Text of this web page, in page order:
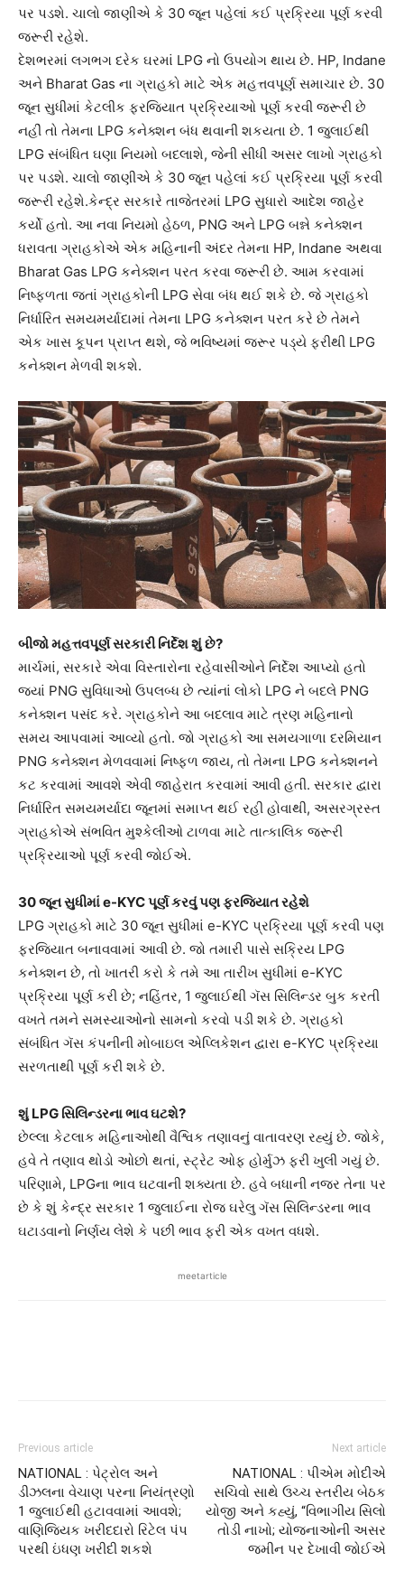
પર પડશે. ચાલો જાણીએ કે 30 જૂન પહેલાં કઈ પ્રક્રિયા પૂર્ણ કરવી
જરૂરી રહેશે.
દેશભરમાં લગભગ દરેક ઘરમાં LPG નો ઉપયોગ થાય છે. HP, Indane
અને Bharat Gas ના ગ્રાહકો માટે એક મહત્તવપૂર્ણ સમાચાર છે. 30
જૂન સુધીમાં કેટલીક ફરજિયાત પ્રક્રિયાઓ પૂર્ણ કરવી જરૂરી છે
નહીં તો તેમના LPG કનેક્શન બંધ થવાની શકયતા છે. 1 જુલાઈથી
LPG સંબંધિત ઘણા નિયમો બદલાશે, જેની સીધી અસર લાખો ગ્રાહકો
પર પડશે. ચાલો જાણીએ કે 30 જૂન પહેલાં કઈ પ્રક્રિયા પૂર્ણ કરવી
જરૂરી રહેશે.કેન્દ્ર સરકારે તાજેતરમાં LPG સુધારો આદેશ જાહેર
કર્યો હતો. આ નવા નિયમો હેઠળ, PNG અને LPG બન્ને કનેક્શન
ધરાવતા ગ્રાહકોએ એક મહિનાની અંદર તેમના HP, Indane અથવા
Bharat Gas LPG કનેક્શન પરત કરવા જરૂરી છે. આમ કરવામાં
નિષ્ફળતા જતાં ગ્રાહકોની LPG સેવા બંધ થઈ શકે છે. જે ગ્રાહકો
નિર્ધારિત સમયમર્યાદામાં તેમના LPG કનેક્શન પરત કરે છે તેમને
એક ખાસ કૂપન પ્રાપ્ત થશે, જે ભવિષ્યમાં જરૂર પડ્યે ફરીથી LPG
કનેક્શન મેળવી શકશે.
બીજો મહત્તવપૂર્ણ સરકારી નિર્દેશ શું છે?
માર્ચમાં, સરકારે એવા વિસ્તારોના રહેવાસીઓને નિર્દેશ આપ્યો હતો
જ્યાં PNG સુવિધાઓ ઉપલબ્ધ છે ત્યાંનાં લોકો LPG ને બદલે PNG
કનેક્શન પસંદ કરે. ગ્રાહકોને આ બદલાવ માટે ત્રણ મહિનાનો
સમય આપવામાં આવ્યો હતો. જો ગ્રાહકો આ સમયગાળા દરમિયાન
PNG કનેક્શન મેળવવામાં નિષ્ફળ જાય, તો તેમના LPG કનેક્શનને
કટ કરવામાં આવશે એવી જાહેરાત કરવામાં આવી હતી. સરકાર દ્વારા
નિર્ધારિત સમયમર્યાદા જૂનમાં સમાપ્ત થઈ રહી હોવાથી, અસરગ્રસ્ત
ગ્રાહકોએ સંભવિત મુશ્કેલીઓ ટાળવા માટે તાત્કાલિક જરૂરી
પ્રક્રિયાઓ પૂર્ણ કરવી જોઈએ.
30 જૂન સુધીમાં e-KYC પૂર્ણ કરવું પણ ફરજિયાત રહેશે
LPG ગ્રાહકો માટે 30 જૂન સુધીમાં e-KYC પ્રક્રિયા પૂર્ણ કરવી પણ
ફરજિયાત બનાવવામાં આવી છે. જો તમારી પાસે સક્રિય LPG
કનેક્શન છે, તો ખાતરી કરો કે તમે આ તારીખ સુધીમાં e-KYC
પ્રક્રિયા પૂર્ણ કરી છે; નહિંતર, 1 જુલાઈથી ગૅસ સિલિન્ડર બુક કરતી
વખતે તમને સમસ્યાઓનો સામનો કરવો પડી શકે છે. ગ્રાહકો
સંબંધિત ગૅસ કંપનીની મોબાઇલ એપ્લિકેશન દ્વારા e-KYC પ્રક્રિયા
સરળતાથી પૂર્ણ કરી શકે છે.
શું LPG સિલિન્ડરના ભાવ ઘટશે?
છેલ્લા કેટલાક મહિનાઓથી વૈશ્વિક તણાવનું વાતાવરણ રહ્યું છે. જોકે,
હવે તે તણાવ થોડો ઓછો થતાં, સ્ટ્રેટ ઓફ હોર્મુઝ ફરી ખુલી ગયું છે.
પરિણામે, LPGના ભાવ ઘટવાની શક્યતા છે. હવે બધાની નજર તેના પર
છે કે શું કેન્દ્ર સરકાર 1 જુલાઈના રોજ ઘરેલુ ગૅસ સિલિન્ડરના ભાવ
ઘટાડવાનો નિર્ણય લેશે કે પછી ભાવ ફરી એક વખત વધશે.
meetarticle
Previous article
NATIONAL : પેટ્રોલ અને
ડીઝલના વેચાણ પરના નિયંત્રણો
1 જુલાઈથી હટાવવામાં આવશે;
વાણિજ્યિક ખરીદદારો રિટેલ પંપ
પરથી ઇંધણ ખરીદી શકશે
Next article
NATIONAL : પીએમ મોદીએ
સચિવો સાથે ઉચ્ચ સ્તરીય બેઠક
યોજી અને કહ્યું, “વિભાગીય સિલો
તોડી નાખો; યોજનાઓની અસર
જમીન પર દેખાવી જોઈએ